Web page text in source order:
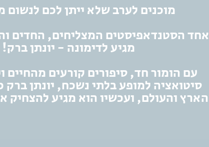
מוכנים לערב שלא ייתן לכם לנשום
אחד הסטנדאפיסטים המצליחים, החדים
מגיע לדימונה - יונתן
עם הומור חד, סיפורים קורעים מהחיים
סיטואציה למופע בלתי נשכח, יונתן
הארץ והעולם, ועכשיו הוא מגיע להצחיק